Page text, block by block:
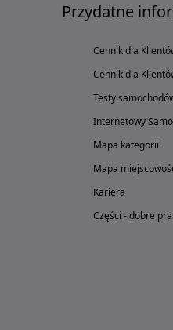
Przydatne
Cennik dla
Cennik dla
Testy
Internetowy
Mapa kategorii
Mapa
Kariera
Części - dobre